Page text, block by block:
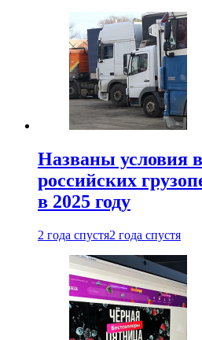
Названы условия
российских
в 2025 году
2 года спустя2 года спустя